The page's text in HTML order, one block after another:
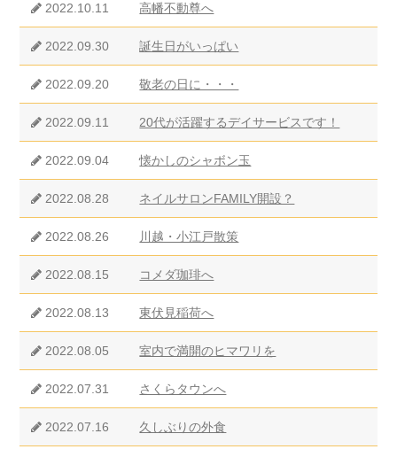
2022.10.11 高幡不動尊へ
2022.09.30 誕生日がいっぱい
2022.09.20 敬老の日に・・・
2022.09.11 20代が活躍するデイサービスです！
2022.09.04 懐かしのシャボン玉
2022.08.28 ネイルサロンFAMILY開設？
2022.08.26 川越・小江戸散策
2022.08.15 コメダ珈琲へ
2022.08.13 東伏見稲荷へ
2022.08.05 室内で満開のヒマワリを
2022.07.31 さくらタウンへ
2022.07.16 久しぶりの外食